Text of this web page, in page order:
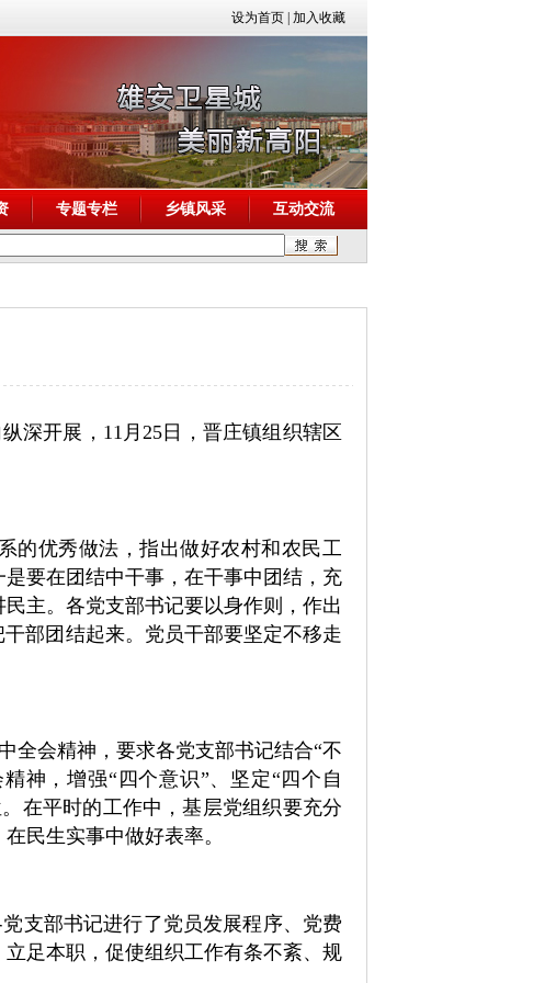
设为首页 加入收藏
专题专栏 乡镇风采 互动交流
深开展，11月25日，晋庄镇组织辖区
的优秀做法，指出做好农村和农民工
要在团结中干事，在干事中团结，充
主。 各党支部书记要以身作则，作出
部团结起来。 党员干部要坚定不移走
全会精神， 要求各党支部书记结合“不
神，增强“四个意识”、坚定“四个自
在平时的工作中，基层党组织要充分
民生实事中做好表率。
支部书记进行了党员发展程序、党费
足本职，促使组织工作有条不紊、规